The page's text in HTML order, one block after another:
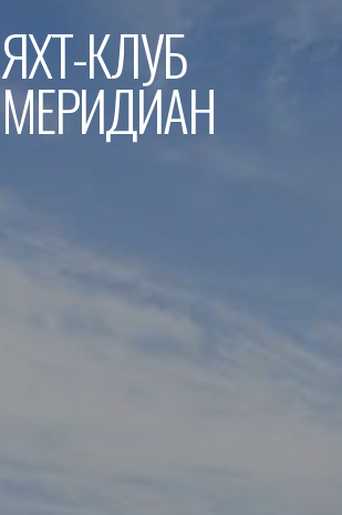
к
содержимому
ЯХТ-КЛУБ
МЕРИДИАН